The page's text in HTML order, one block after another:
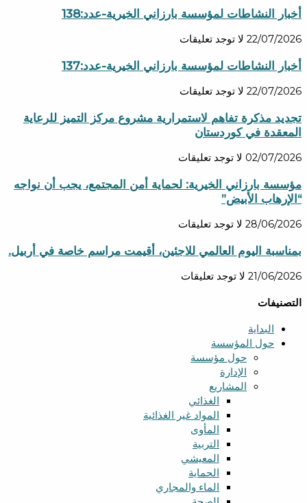
أخبار النشاطات لمؤسسة بارزاني الخيرية-عدد:138
22/07/2026 لا توجد تعليقات
أخبار النشاطات لمؤسسة بارزاني الخيرية-عدد:137
22/07/2026 لا توجد تعليقات
تجديد مذكرة تفاهم لاستمرارية مشروع مركز التميز للرعاية
المعقدة في كوردستان
02/07/2026 لا توجد تعليقات
مؤسسة بارزاني الخيرية: لحماية أمن المجتمع، يجب أن نواجه
“الإرهاب الأبيض”
28/06/2026 لا توجد تعليقات
بمناسبة اليوم العالمي للاجئين، أقيمت مراسم خاصة في أربيل.
21/06/2026 لا توجد تعليقات
التصنيفات
البدایة
حول المؤسسة
حول مؤسسة
الإدارة
المشاریع
الغذائي
المواد غير الغذائية
المأوى
التربية
المعيشي
الحماية
الماء والمجاري